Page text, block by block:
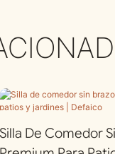
Silla De Comedor